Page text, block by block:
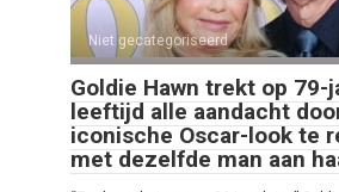
Niet gecategoriseerd
Goldie Hawn trekt op 79-
leeftijd alle aandacht
iconische Oscar-look te
met dezelfde man aan